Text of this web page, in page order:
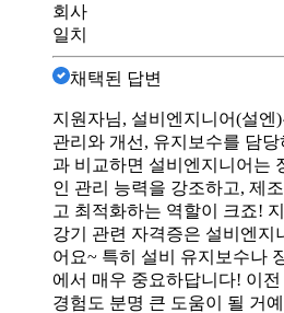
회사
일치
채택된 답변
지원자님, 설비엔지니어(설엔
관리와 개선, 유지보수를 담
과 비교하면 설비엔지니어는
인 관리 능력을 강조하고, 제
고 최적화하는 역할이 크죠!
강기 관련 자격증은 설비엔지
어요~ 특히 설비 유지보수나
에서 매우 중요하답니다! 이
경험도 분명 큰 도움이 될 거